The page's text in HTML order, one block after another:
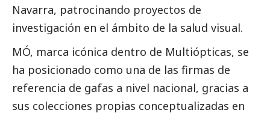
Navarra, patrocinando proyectos de
investigación en el ámbito de la salud visual.
MÓ, marca icónica dentro de Multiópticas, se
ha posicionado como una de las firmas de
referencia de gafas a nivel nacional, gracias a
sus colecciones propias conceptualizadas en